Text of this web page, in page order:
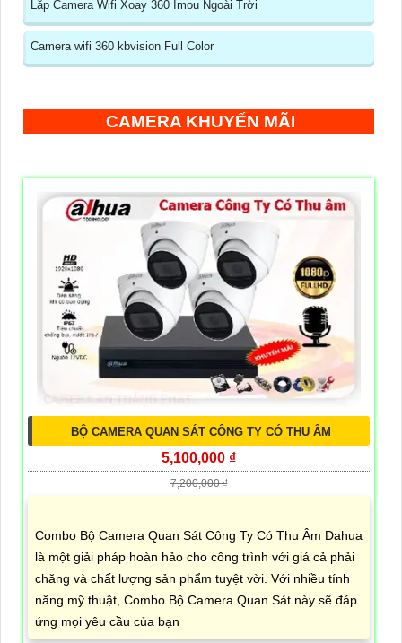
Lắp Camera Wifi Xoay 360 Imou Ngoài Trời
Camera wifi 360 kbvision Full Color
CAMERA KHUYẾN MÃI
BỘ CAMERA QUAN SÁT CÔNG TY CÓ THU ÂM
5,100,000 ₫
7,200,000 ₫
Combo Bộ Camera Quan Sát Công Ty Có Thu Âm Dahua
là một giải pháp hoàn hảo cho công trình với giá cả phải
chăng và chất lượng sản phẩm tuyệt vời. Với nhiều tính
năng mỹ thuật, Combo Bộ Camera Quan Sát này sẽ đáp
ứng mọi yêu cầu của bạn